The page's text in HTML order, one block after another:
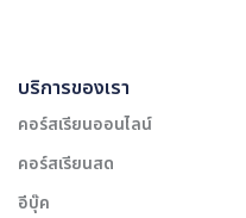
บริการของเรา
คอร์สเรียนออนไลน์
คอร์สเรียนสด
อีบุ๊ค